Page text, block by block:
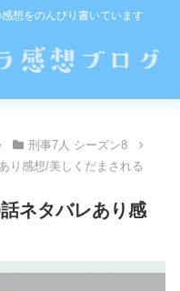
想をのんびり書いています
刑事7人 シーズン8
り感想/美しくだまされる
ネタバレあり感